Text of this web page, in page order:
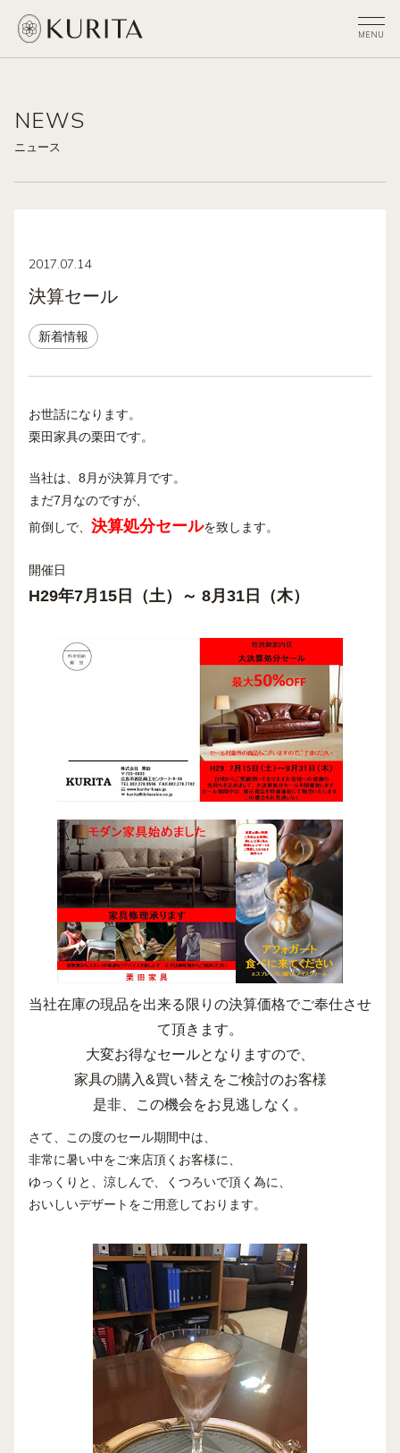
NEWS
ニュース
2017.07.14
決算セール
新着情報
お世話になります。
栗田家具の栗田です。
当社は、8月が決算月です。
まだ7月なのですが、
前倒しで、 決算処分セールを致します。
開催日
H29年7月15日（土）～ 8月31日（木）
当社在庫の現品を出来る限りの決算価格でご奉仕させ
て頂きます。
大変お得なセールとなりますので、
家具の購入&買い替えをご検討のお客様
是非、この機会をお見逃しなく。
さて、この度のセール期間中は、
非常に暑い中をご来店頂くお客様に、
ゆっくりと、涼しんで、くつろいで頂く為に、
おいしいデザートをご用意しております。